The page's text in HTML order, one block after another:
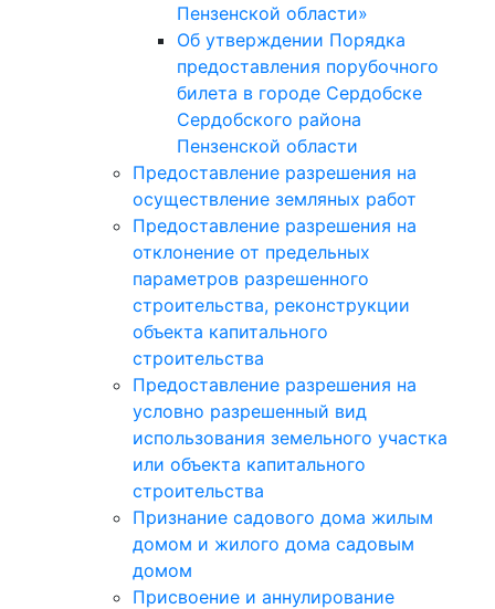
Пензенской области»
Об утверждении Порядка
предоставления порубочного
билета в городе Сердобске
Сердобского района
Пензенской области
Предоставление разрешения на
осуществление земляных работ
Предоставление разрешения на
отклонение от предельных
параметров разрешенного
строительства, реконструкции
объекта капитального
строительства
Предоставление разрешения на
условно разрешенный вид
использования земельного участка
или объекта капитального
строительства
Признание садового дома жилым
домом и жилого дома садовым
домом
Присвоение и аннулирование